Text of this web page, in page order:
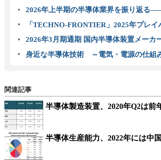
2026年上半期の半導体業界を振り返る
「TECHNO-FRONTIER」2025年プレイ
2026年3月期通期 国内半導体装置メーカ
身近な半導体技術 ～電気・電源の仕組
関連記事
半導体製造装置、2020年Q2は前
半導体生産能力、2022年には中